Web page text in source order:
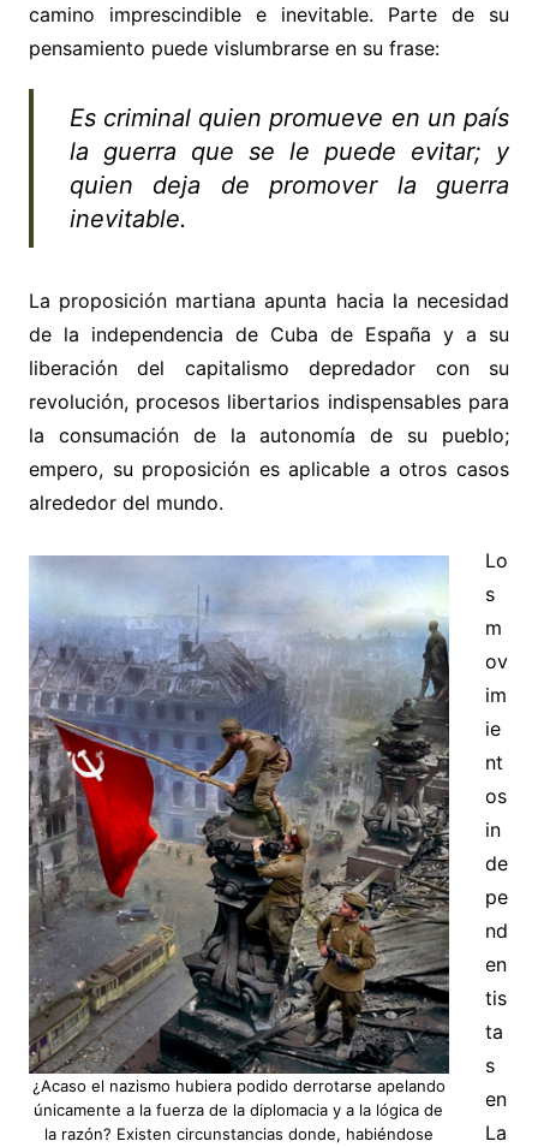
camino imprescindible e inevitable. Parte de su
pensamiento puede vislumbrarse en su frase:
Es criminal quien promueve en un país
la guerra que se le puede evitar; y
quien deja de promover la guerra
inevitable.
La proposición martiana apunta hacia la necesidad
de la independencia de Cuba de España y a su
liberación del capitalismo depredador con su
revolución, procesos libertarios indispensables para
la consumación de la autonomía de su pueblo;
empero, su proposición es aplicable a otros casos
alrededor del mundo.
¿Acaso el nazismo hubiera podido derrotarse apelando
únicamente a la fuerza de la diplomacia y a la lógica de
la razón? Existen circunstancias donde, habiéndose
Lo
s
m
ov
im
ie
nt
os
in
de
pe
nd
en
tis
ta
s
en
La